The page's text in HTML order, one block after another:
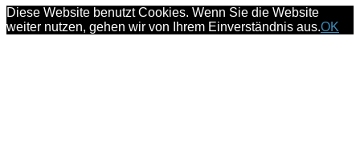
Diese Website benutzt Cookies. Wenn Sie die Website
weiter nutzen, gehen wir von Ihrem Einverständnis aus.OK